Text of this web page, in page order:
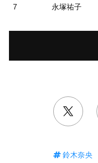
7 永塚祐子
鈴木奈央